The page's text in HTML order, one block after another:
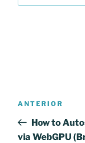
artigos
Conteúdo
anterior
ANTERIOR
How to
via WebGPU